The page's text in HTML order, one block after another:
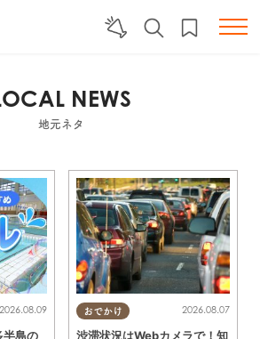
NEWS
地元ネタ
2026.08.09
半島の
おでかけ 2026.08.07
渋滞状況はWebカメラで！知